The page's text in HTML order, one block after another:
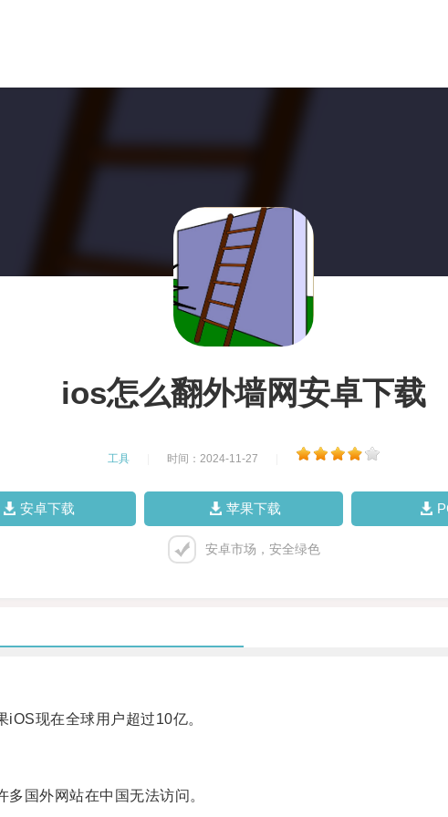
ios怎么翻外墙网安卓下载
工具 时间：2024-11-27
安卓下载 苹果下载
安卓市场，安全绿色
现在全球用户超过10亿。
国外网站在中国无法访问。